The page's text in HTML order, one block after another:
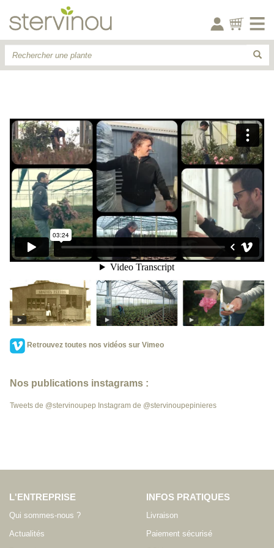
Retrouvez toutes nos vidéos sur Vimeo
Nos publications instagrams :
Tweets de @stervinoupep Instagram de @stervinoupepinieres
L'ENTREPRISE
Qui sommes-nous ?
Actualités
INFOS PRATIQUES
Livraison
Paiement sécurisé